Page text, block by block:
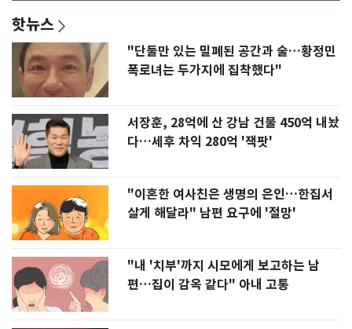
핫뉴스
"단둘만 있는 밀폐된 공간과 술…황정민
폭로녀는 두가지에 집착했다"
서장훈, 28억에 산 강남 건물 450억 내놨
다…세후 차익 280억 '잭팟'
"이혼한 여사친은 생명의 은인…한집서
살게 해달라" 남편 요구에 '절망'
"내 '치부'까지 시모에게 보고하는 남
편…집이 감옥 같다" 아내 고통